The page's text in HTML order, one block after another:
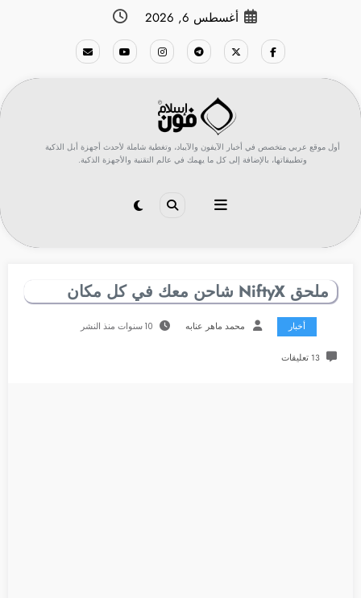
أغسطس 6, 2026
أول موقع عربي متخصص في أخبار الآيفون والآيباد، وتغطية شاملة لأحدث أجهزة أبل الذكية
وتطبيقاتها، بالإضافة إلى كل ما يهمك في عالم التقنية والأجهزة الذكية.
ملحق NiftyX شاحن معك في كل مكان
أخبار محمد ماهر عنابه 10 سنوات منذ النشر
13 تعليقات